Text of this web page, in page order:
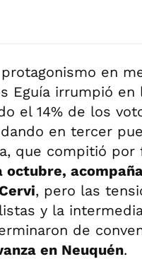
en
Eguía irrumpió
el 14% de los
en tercer
que compitió
octubre,
, pero las
y la
de
en Neuquén.